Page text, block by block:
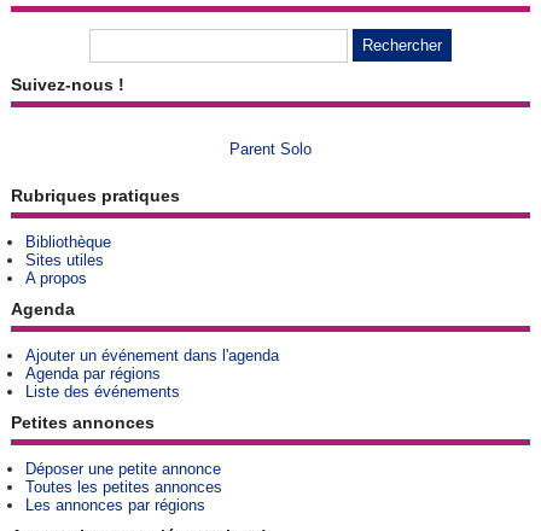
Suivez-nous !
Parent Solo
Rubriques pratiques
Bibliothèque
Sites utiles
A propos
Agenda
Ajouter un événement dans l'agenda
Agenda par régions
Liste des événements
Petites annonces
Déposer une petite annonce
Toutes les petites annonces
Les annonces par régions